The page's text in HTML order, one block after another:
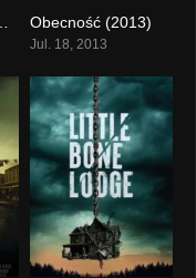
0Diabła (2021) Obecność (2013)
Jul. 18, 2013